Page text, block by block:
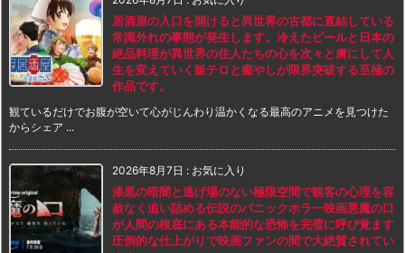
居酒屋の入口を開けると異世界の古都に直結している
常識外れの事態が発生します。冷えたビールと日本の
絶品料理が異世界の住人たちの心を次々と虜にして人
生を変えていく飯テロと癒やしが限界突破する至極の
作品です。
観ているだけでお腹が空いて心がじんわり温かくなる最高のアニメを見つけた
からシェア ...
2026年8月7日 : お気に入り
漆黒の暗闇と逃げ場のない極限空間で観客の心理を容
赦なく追い詰める伝説のパニックホラー映画悪魔の口
が人間の根底にある本能的な恐怖を完璧に呼び覚ます
圧倒的な仕上がりで映画ファンの間で大絶賛されてい